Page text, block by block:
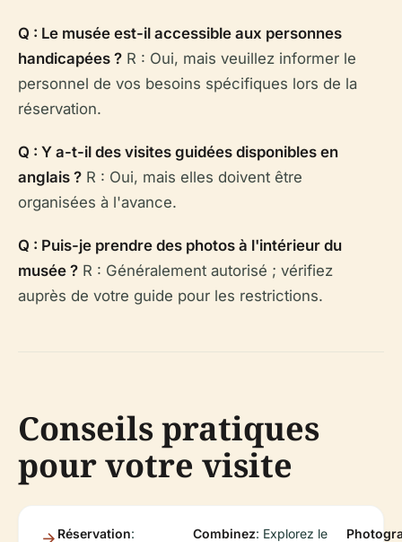
Q : Le musée est-il accessible aux personnes
handicapées ? R : Oui, mais veuillez informer le
personnel de vos besoins spécifiques lors de la
réservation.
Q : Y a-t-il des visites guidées disponibles en
anglais ? R : Oui, mais elles doivent être
organisées à l'avance.
Q : Puis-je prendre des photos à l'intérieur du
musée ? R : Généralement autorisé ; vérifiez
auprès de votre guide pour les restrictions.
Conseils pratiques
pour votre visite
Réservation:
Combinez: Explorez le